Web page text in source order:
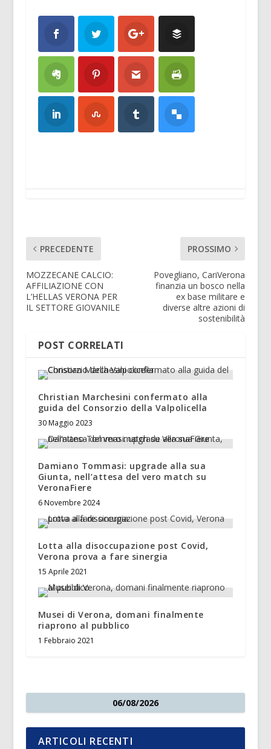
PRECEDENTE
MOZZECANE CALCIO:
AFFILIAZIONE CON
L’HELLAS VERONA PER
IL SETTORE GIOVANILE
PROSSIMO
Povegliano, CariVerona
finanzia un bosco nella
ex base militare e
diverse altre azioni di
sostenibilità
POST CORRELATI
Christian Marchesini confermato alla
guida del Consorzio della Valpolicella
30 Maggio 2023
Damiano Tommasi: upgrade alla sua
Giunta, nell’attesa del vero match su
VeronaFiere
6 Novembre 2024
Lotta alla disoccupazione post Covid,
Verona prova a fare sinergia
15 Aprile 2021
Musei di Verona, domani finalmente
riaprono al pubblico
1 Febbraio 2021
06/08/2026
ARTICOLI RECENTI